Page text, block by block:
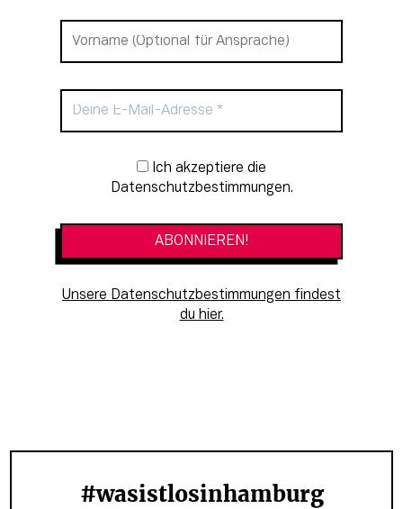
Newsletter-Anmeldung
Datenschutzbestimmungen.
Unsere Datenschutzbestimmungen findest
du hier.
#wasistlosinhamburg